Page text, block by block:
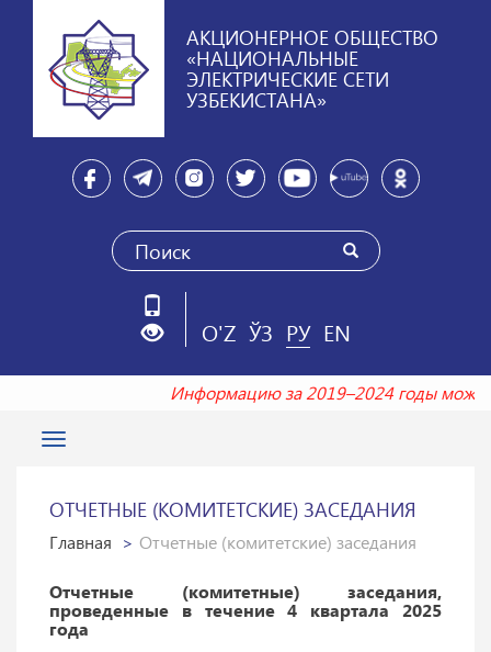
АКЦИОНЕРНОЕ ОБЩЕСТВО
«НАЦИОНАЛЬНЫЕ
ЭЛЕКТРИЧЕСКИЕ СЕТИ
УЗБЕКИСТАНА»
O'Z ЎЗ РУ EN
Информацию за 2019–2024 годы
Toggle
ОТЧЕТНЫЕ (КОМИТЕТСКИЕ) ЗАСЕДАНИЯ
Главная Отчетные (комитетские) заседания
Отчетные (комитетные) заседания,
проведенные в течение 4 квартала 2025
года